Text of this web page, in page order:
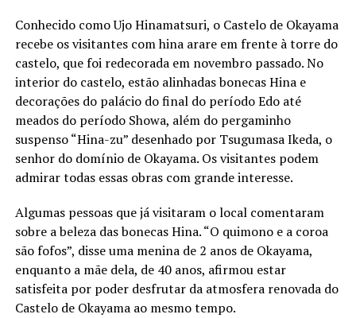
Conhecido como Ujo Hinamatsuri, o Castelo de Okayama
recebe os visitantes com hina arare em frente à torre do
castelo, que foi redecorada em novembro passado. No
interior do castelo, estão alinhadas bonecas Hina e
decorações do palácio do final do período Edo até
meados do período Showa, além do pergaminho
suspenso “Hina-zu” desenhado por Tsugumasa Ikeda, o
senhor do domínio de Okayama. Os visitantes podem
admirar todas essas obras com grande interesse.
Algumas pessoas que já visitaram o local comentaram
sobre a beleza das bonecas Hina. “O quimono e a coroa
são fofos”, disse uma menina de 2 anos de Okayama,
enquanto a mãe dela, de 40 anos, afirmou estar
satisfeita por poder desfrutar da atmosfera renovada do
Castelo de Okayama ao mesmo tempo.